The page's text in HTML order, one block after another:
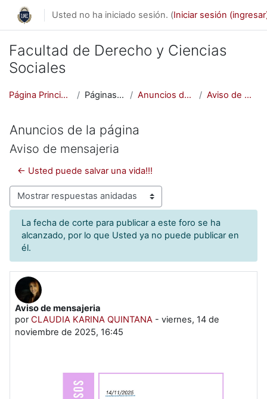
Saltar al contenido principal
Usted no ha iniciado sesión. (Iniciar sesión
Facultad de Derecho y Ciencias
Sociales
Página Principal (home) Páginas del sitio Anuncios de la página Aviso de mensajeria
Anuncios de la página
Aviso de mensajeria
← Usted puede salvar una vida!!!
Modo de visualización
La fecha de corte para publicar a este foro se ha
alcanzado, por lo que Usted ya no puede publicar en
él.
Aviso de mensajeria
porCLAUDIA KARINA QUINTANA - viernes, 14 de
noviembre de 2025, 16:45
Número de respuestas: 0